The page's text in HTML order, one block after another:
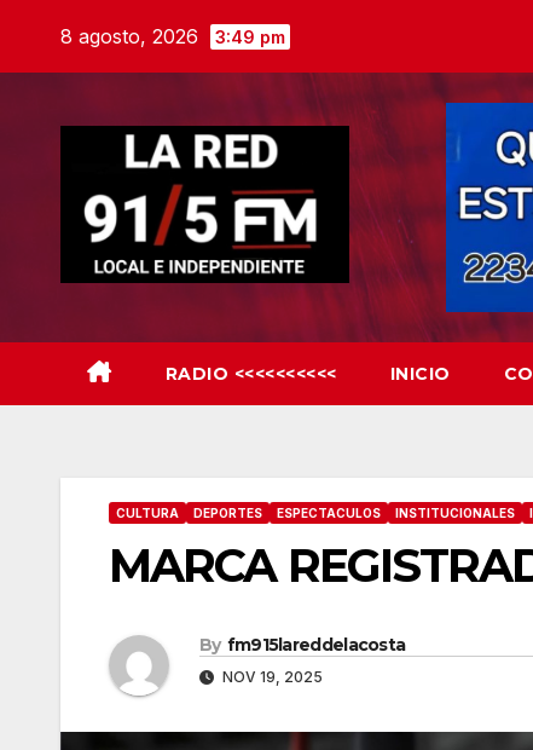
8 agosto, 2026 3:49 pm
RADIO <<<<<<<<<< INICIO
CULTURA DEPORTES ESPECTACULOS INSTITUCIONALES
MARCA
By fm915lareddelacosta
NOV 19, 2025